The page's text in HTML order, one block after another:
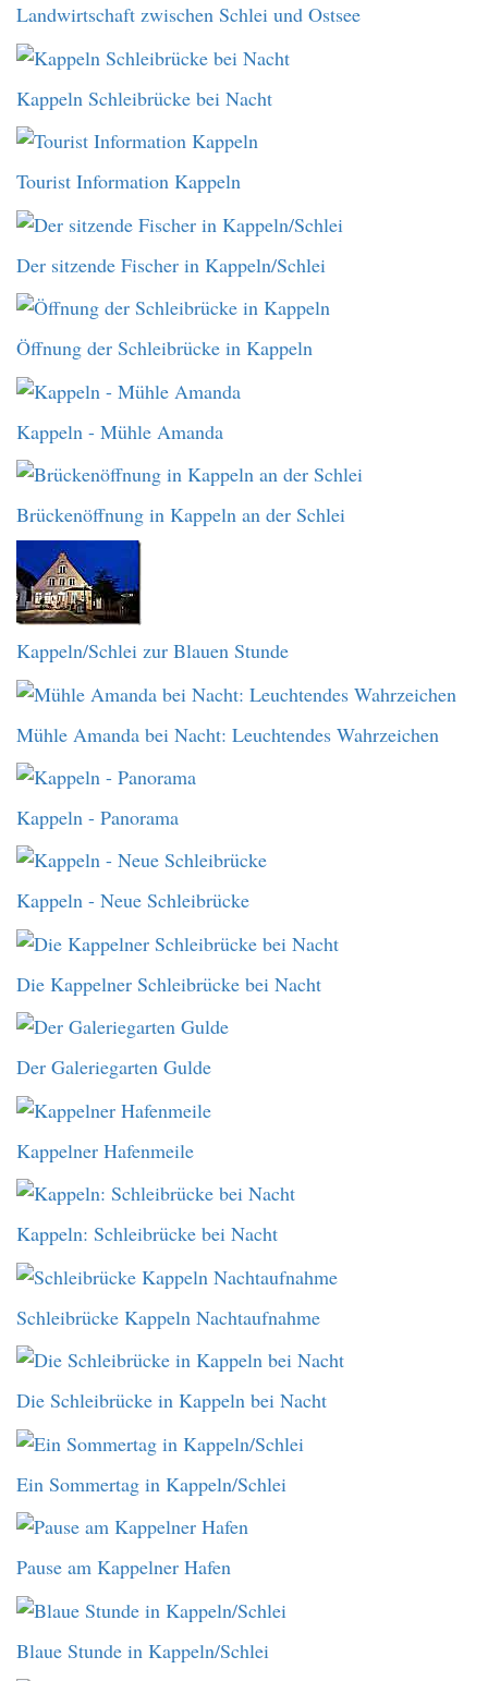
Landwirtschaft zwischen Schlei und Ostsee
Kappeln Schleibrücke bei Nacht
Tourist Information Kappeln
Der sitzende Fischer in Kappeln/Schlei
Öffnung der Schleibrücke in Kappeln
Kappeln - Mühle Amanda
Brückenöffnung in Kappeln an der Schlei
Kappeln/Schlei zur Blauen Stunde
Mühle Amanda bei Nacht: Leuchtendes Wahrzeichen
Kappeln - Panorama
Kappeln - Neue Schleibrücke
Die Kappelner Schleibrücke bei Nacht
Der Galeriegarten Gulde
Kappelner Hafenmeile
Kappeln: Schleibrücke bei Nacht
Schleibrücke Kappeln Nachtaufnahme
Die Schleibrücke in Kappeln bei Nacht
Ein Sommertag in Kappeln/Schlei
Pause am Kappelner Hafen
Blaue Stunde in Kappeln/Schlei